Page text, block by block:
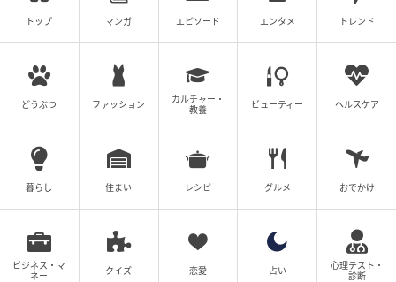
トップ マンガ エピソード エンタメ トレンド
どうぶつ ファッション
カルチャー・
教養
ビューティー ヘルスケア
暮らし 住まい レシピ グルメ おでかけ
ビジネス・マ
ネー
クイズ 恋愛 占い
心理テスト・
診断